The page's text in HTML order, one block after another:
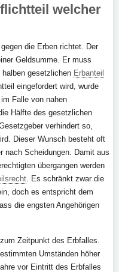
welcher
die Erben richtet. Der
Geldsumme. Er muss
gesetzlichen Erbanteil
eingefordert wird, wurde
Falle von nahen
Hälfte des gesetzlichen
verhindert so,
Dieser Wunsch besteht oft
nach Scheidungen. Damit aus
übergangen werden
. Es schränkt zwar die
doch es entspricht dem
die engsten Angehörigen
Zeitpunkt des Erbfalles.
Umständen höher
vor Eintritt des Erbfalles